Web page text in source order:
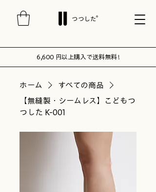
6,600 円以上購入で送料無料 !
ホーム
すべての商品
【無縫製・シームレス】こどもつ
つした K-001